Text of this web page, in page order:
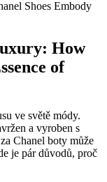
How
of
ve světě ‍módy.
a vyroben s
Chanel boty může
je pár důvodů, proč‌